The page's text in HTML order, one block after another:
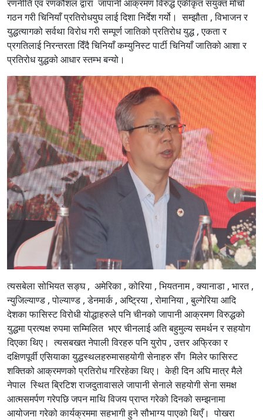
रणनीति एवं रणकौशल द्वारा जापानी आक्रमण विरुद्ध एकीकृत संयुक्त मोर्चा
गठन गरी चिनियाँ प्रतिरोधयुघ लाई दिशा निर्देश गर्यो। सम्झौता , विभाजन र
युद्धत्यागको सर्वथा विरोध गरी सम्पूर्ण जातिको प्रतिरोध युद्ध , एकता र
प्रगतिलाई निरन्तरता दिँदै चिनियाँ कम्युनिस्ट पार्टी चिनियाँ जातिको आशा र
प्रतिरोध युद्धको आधार स्तम्भ बन्यो।
त्यसबेला सोभियत सङ्घ , अमेरिका , कोरिया , भियतनाम , क्यानाडा , भारत ,
न्युजिल्याण्ड , पोल्याण्ड , डेनमार्क , अष्ट्रिया , रोमानिया , बुल्गेरिया आदि
देशका फासिस्ट विरोधी योद्धाहरुले पनि चीनको जापानी आक्रमण विरुद्धको
युद्धमा प्रत्यक्ष रुपमा सम्मिलित भएर चीनलाई अति बहुमुल्य समर्थन र सहयोग
दिएका थिए। त्यसबखत नेपाली विरहरु पनि युरोप , उत्तर अफ्रिका र
दक्षिणपूर्वी एसियाका युद्धस्थलहरुमासहयोगी सेनाहरु सँग मिलेर फासिस्ट
शक्तिको आक्रमणको प्रतिरोध गरिरहेका थिए। केही दिन अघि मात्र मैले
नेपाल स्थित ब्रिटिश राजदुतावासले जापानी सेनाले सहयोगी सेना समक्ष
आत्मसमर्पण गरेपछि जपन माथि विजय प्राप्त गरेको दिनको सम्झनामा
आयोजना गरेको कार्यक्रममा सहभागी हुने सौभाग्य पाएको थिएँ। पोखरा